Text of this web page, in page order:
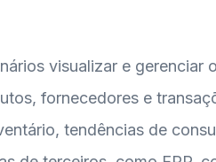
visualizar e gerenciar
fornecedores e
tendências de